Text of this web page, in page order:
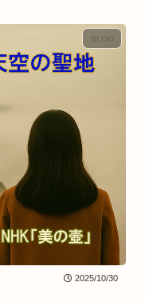
BLOG
2025/10/30